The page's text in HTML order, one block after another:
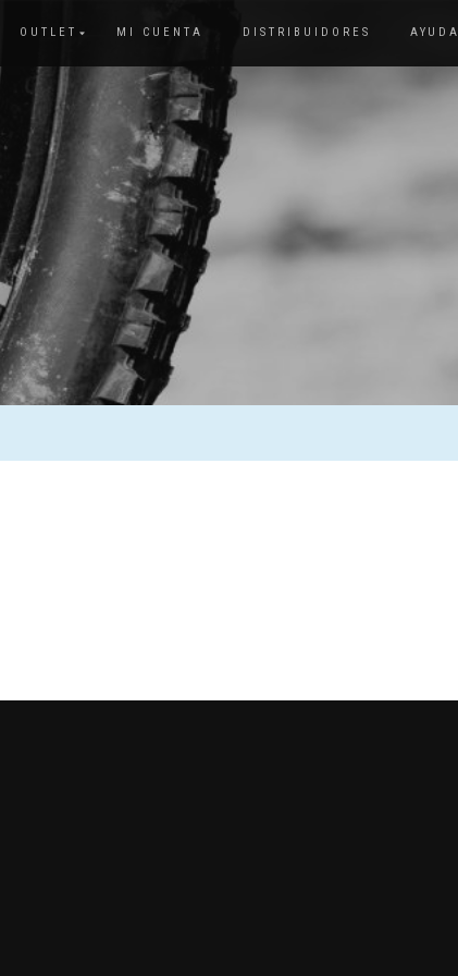
OUTLET MI CUENTA DISTRIBUIDORES AYUDA